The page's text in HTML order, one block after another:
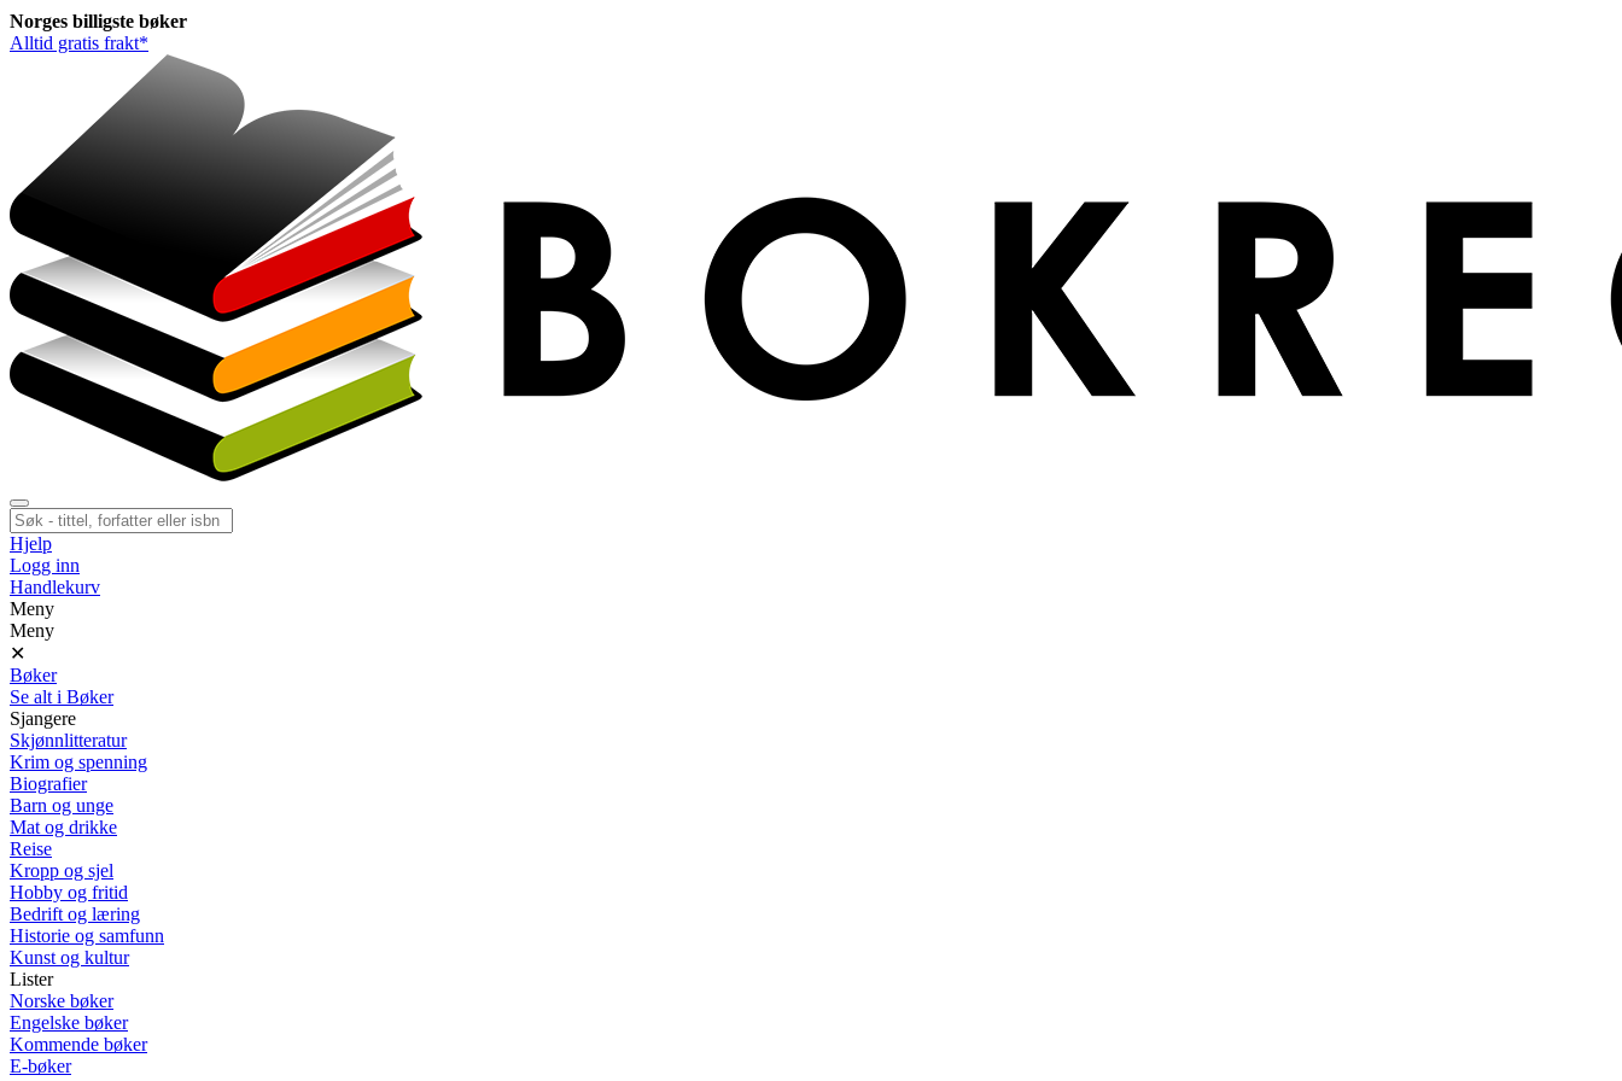
Norges billigste bøker
Alltid gratis frakt*
Hjelp
Logg inn
Handlekurv
Meny
Meny
✕
Bøker
Se alt i Bøker
Sjangere
Skjønnlitteratur
Krim og spenning
Biografier
Barn og unge
Mat og drikke
Reise
Kropp og sjel
Hobby og fritid
Bedrift og læring
Historie og samfunn
Kunst og kultur
Lister
Norske bøker
Engelske bøker
Kommende bøker
E-bøker